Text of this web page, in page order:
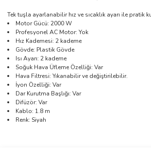
Tek tuşla ayarlanabilir hız ve sıcaklık ayarı ile pratik
Motor Gücü: 2000 W
Profesyonel AC Motor: Yok
Hız Kademesi: 2 kademe
Gövde: Plastik Gövde
Isı Ayarı: 2 kademe
Soğuk Hava Üfleme Özelliği: Var
Hava Filtresi: Yıkanabilir ve değiştirilebilir.
İyon Özelliği: Var
Dar Kurutma Başlığı: Var
Difüzör: Var
Kablo: 1.8 m
Renk: Siyah